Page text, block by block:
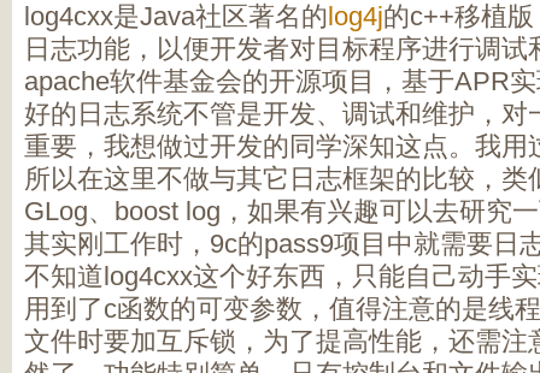
log4cxx是Java社区著名的log4j的c++移植
日志功能，以便开发者对目标程序进行调试
apache软件基金会的开源项目，基于APR
好的日志系统不管是开发、调试和维护，对
重要，我想做过开发的同学深知这点。我用
所以在这里不做与其它日志框架的比较，类
GLog、boost log，如果有兴趣可以去研究
其实刚工作时，9c的pass9项目中就需要日
不知道log4cxx这个好东西，只能自己动手
用到了c函数的可变参数，值得注意的是线
文件时要加互斥锁，为了提高性能，还需注